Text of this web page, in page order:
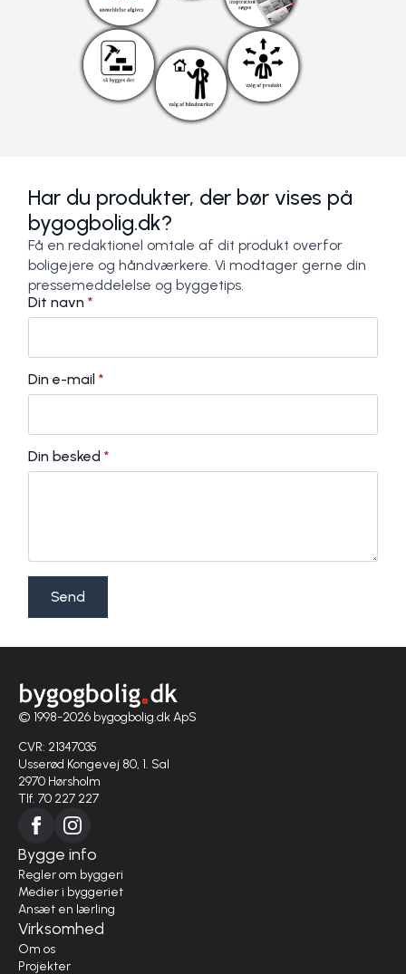
Har du produkter, der bør vises på
bygogbolig.dk?
Få en redaktionel omtale af dit produkt overfor
boligejere og håndværkere. Vi modtager gerne din
pressemeddelelse og byggetips.
Dit navn *
Din e-mail *
Din besked *
Send
© 1998-2026 bygogbolig.dk ApS
CVR: 21347035
Usserød Kongevej 80, 1. Sal
2970 Hørsholm
Tlf. 70 227 227
Bygge info
Regler om byggeri
Medier i byggeriet
Ansæt en lærling
Virksomhed
Om os
Projekter